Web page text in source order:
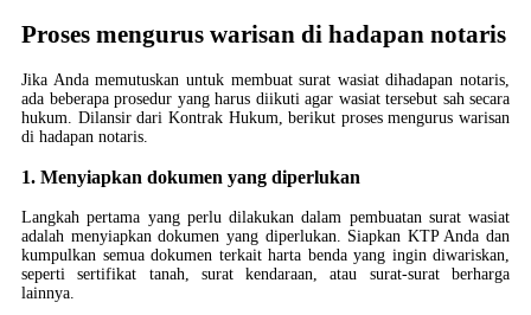
Proses mengurus warisan di hadapan notaris
Jika Anda memutuskan untuk membuat surat wasiat dihadapan notaris,
ada beberapa prosedur yang harus diikuti agar wasiat tersebut sah secara
hukum. Dilansir dari Kontrak Hukum, berikut proses mengurus warisan
di hadapan notaris.
1. Menyiapkan dokumen yang diperlukan
Langkah pertama yang perlu dilakukan dalam pembuatan surat wasiat
adalah menyiapkan dokumen yang diperlukan. Siapkan KTP Anda dan
kumpulkan semua dokumen terkait harta benda yang ingin diwariskan,
seperti sertifikat tanah, surat kendaraan, atau surat-surat berharga
lainnya.